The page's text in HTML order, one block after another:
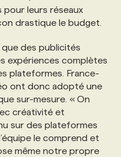
pour leurs réseaux
drastique le budget.
des publicités
expériences complètes
plateformes. France-
ont donc adopté une
sur-mesure. « On
créativité et
sur des plateformes
le comprend et
même notre propre